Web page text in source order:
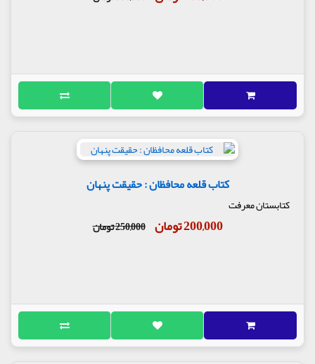
کتاب قلعه محافظان : حقیقت پنهان
کتابستان معرفت
200,000 تومان 250,000 تومان